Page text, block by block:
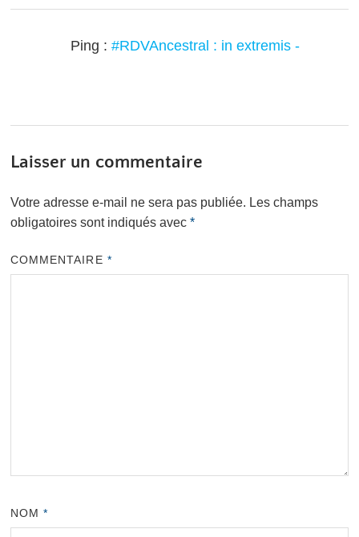
Ping : #RDVAncestral : in extremis -
Laisser un commentaire
Votre adresse e-mail ne sera pas publiée. Les champs
obligatoires sont indiqués avec *
COMMENTAIRE *
NOM*